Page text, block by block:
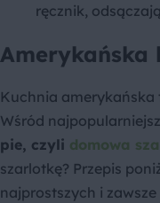
ręcznik,
Amerykańska
Kuchnia amerykańska
Wśród
pie, czyli domowa
szarlotkę? Przepis
najprostszych i zawsze